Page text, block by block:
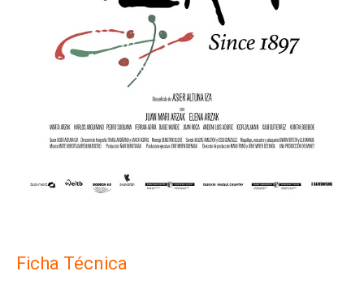
Ficha Técnica